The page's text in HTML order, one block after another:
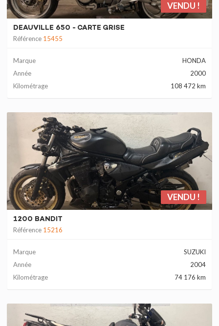
VENDU !
DEAUVILLE 650 - CARTE GRISE
Référence 15455
Marque
HONDA
Année
2000
Kilométrage
108 472 km
VENDU !
1200 BANDIT
Référence 15216
Marque
SUZUKI
Année
2004
Kilométrage
74 176 km